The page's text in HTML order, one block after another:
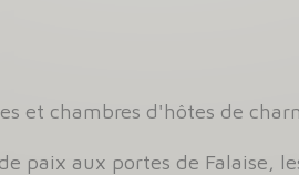
et chambres d'hôtes de
paix aux portes de Falaise,